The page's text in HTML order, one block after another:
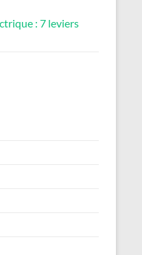
: 7 leviers